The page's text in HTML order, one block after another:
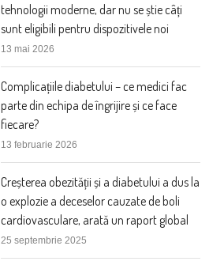
tehnologii moderne, dar nu se știe câți
sunt eligibili pentru dispozitivele noi
13 mai 2026
Complicațiile diabetului – ce medici fac
parte din echipa de îngrijire și ce face
fiecare?
13 februarie 2026
Creșterea obezității și a diabetului a dus la
o explozie a deceselor cauzate de boli
cardiovasculare, arată un raport global
25 septembrie 2025